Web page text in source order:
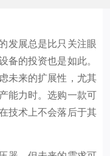
发展总是比只关注眼
的投资也是如此。
未来的扩展性，尤其
能力时。选购一款可
技术上不会落后于其